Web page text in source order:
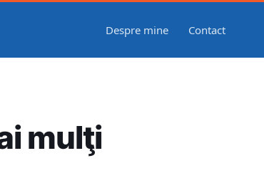
Despre mine Contact
mulţi